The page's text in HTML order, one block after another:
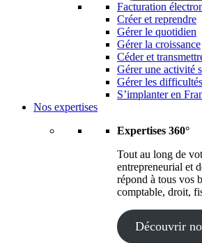
Facturation
Créer et reprendre
Gérer le quotidien
Gérer la croissance
Céder et
Gérer une activité
Gérer les difficultés
S’implanter en
Nos expertises
Expertises 360°
Tout au long de
entrepreneurial et
répond à tous vos
comptable, droit,
Découvrir